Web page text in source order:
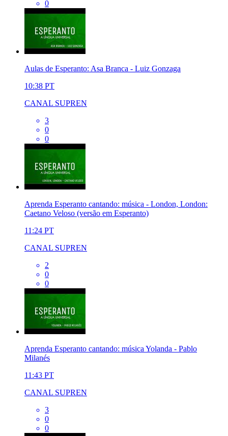
0
Aulas de Esperanto: Asa Branca - Luiz Gonzaga
10:38 PT
CANAL SUPREN
3
0
0
Aprenda Esperanto cantando: música - London, London:
Caetano Veloso (versão em Esperanto)
11:24 PT
CANAL SUPREN
2
0
0
Aprenda Esperanto cantando: música Yolanda - Pablo
Milanés
11:43 PT
CANAL SUPREN
3
0
0